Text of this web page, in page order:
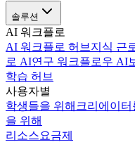
솔루션
AI 워크플로
AI 워크플로 허브 지식 근
로 AI연구 워크플로우 AI
학습 허브
사용자별
학생들을 위해 크리에이터
을 위해
리소스요금제